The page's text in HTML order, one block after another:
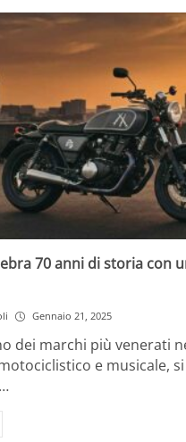
70 anni di storia con
Gennaio 21, 2025
dei marchi più venerati
e musicale,